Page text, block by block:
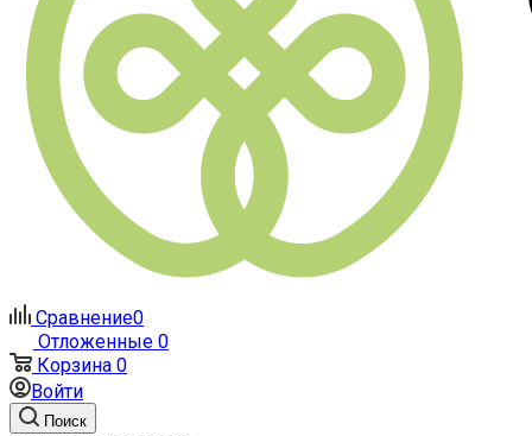
Сравнение0
Отложенные 0
Корзина 0
Войти
Поиск